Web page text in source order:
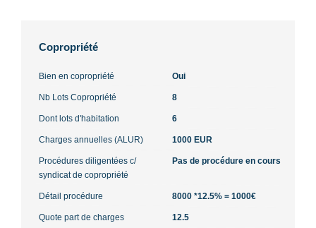
Copropriété
Bien en copropriété Oui
Nb Lots Copropriété 8
Dont lots d'habitation 6
Charges annuelles (ALUR) 1000 EUR
Procédures diligentées c/
syndicat de copropriété
Pas de procédure en cours
Détail procédure 8000 *12.5% = 1000€
Quote part de charges 12.5